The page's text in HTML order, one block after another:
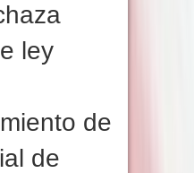
ley
de
de